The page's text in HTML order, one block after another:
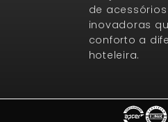
de
inovadoras
conforto a
hoteleira.